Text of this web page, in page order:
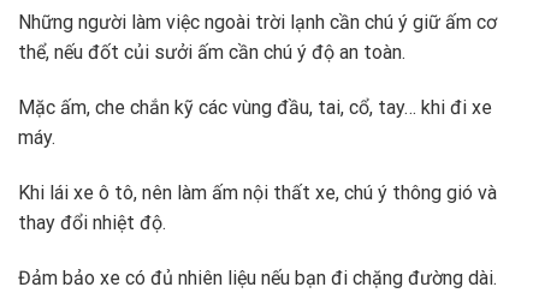
Những người làm việc ngoài trời lạnh cần chú ý giữ ấm cơ
thể, nếu đốt củi sưởi ấm cần chú ý độ an toàn.
Mặc ấm, che chắn kỹ các vùng đầu, tai, cổ, tay… khi đi xe
máy.
Khi lái xe ô tô, nên làm ấm nội thất xe, chú ý thông gió và
thay đổi nhiệt độ.
Đảm bảo xe có đủ nhiên liệu nếu bạn đi chặng đường dài.